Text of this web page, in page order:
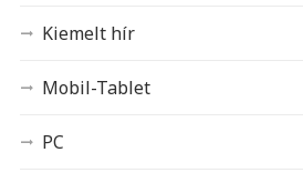
Kiemelt hír
Mobil-Tablet
PC